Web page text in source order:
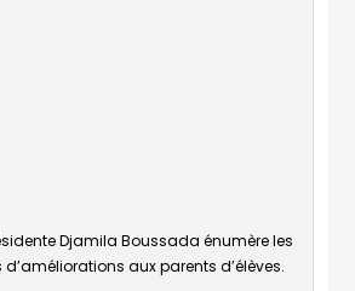
Djamila Boussada énumère les
d’améliorations aux parents d’élèves.